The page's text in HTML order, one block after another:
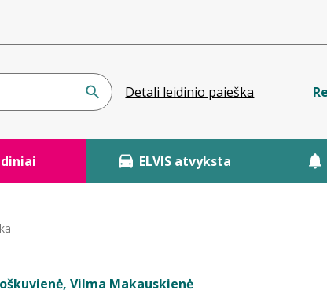
Detali leidinio paieška
ELVIS atvyksta
Vilma Makauskienė